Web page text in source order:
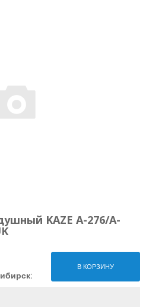
KAZE A-276/A-
В КОРЗИНУ
: